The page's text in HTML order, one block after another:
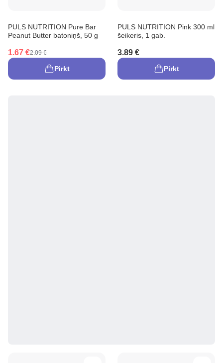
PULS NUTRITION Pure Bar
Peanut Butter batoniņš, 50 g
1.67 €2.09 €
Pirkt
PULS NUTRITION Pink 300 ml
šeikeris, 1 gab.
3.89 €
Pirkt